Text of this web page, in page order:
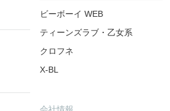
ビーボーイ WEB
ティーンズラブ・乙女系
クロフネ
X-BL